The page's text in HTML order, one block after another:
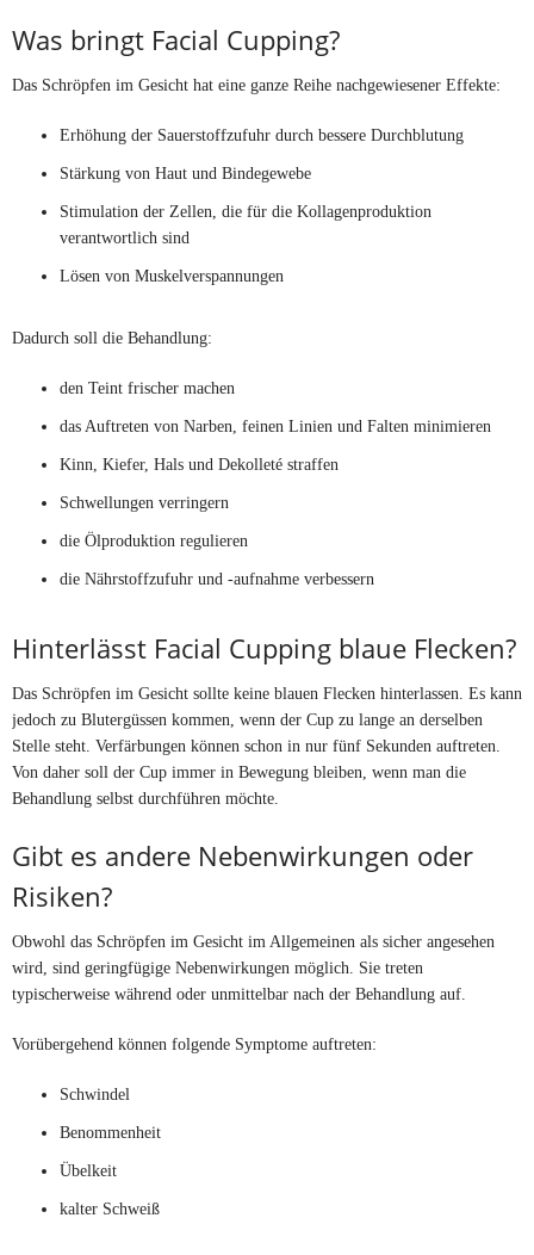
Was bringt Facial Cupping?
Das Schröpfen im Gesicht hat eine ganze Reihe nachgewiesener Effekte:
Erhöhung der Sauerstoffzufuhr durch bessere Durchblutung
Stärkung von Haut und Bindegewebe
Stimulation der Zellen, die für die Kollagenproduktion
verantwortlich sind
Lösen von Muskelverspannungen
Dadurch soll die Behandlung:
den Teint frischer machen
das Auftreten von Narben, feinen Linien und Falten minimieren
Kinn, Kiefer, Hals und Dekolleté straffen
Schwellungen verringern
die Ölproduktion regulieren
die Nährstoffzufuhr und -aufnahme verbessern
Hinterlässt Facial Cupping blaue Flecken?
Das Schröpfen im Gesicht sollte keine blauen Flecken hinterlassen. Es kann
jedoch zu Blutergüssen kommen, wenn der Cup zu lange an derselben
Stelle steht. Verfärbungen können schon in nur fünf Sekunden auftreten.
Von daher soll der Cup immer in Bewegung bleiben, wenn man die
Behandlung selbst durchführen möchte.
Gibt es andere Nebenwirkungen oder
Risiken?
Obwohl das Schröpfen im Gesicht im Allgemeinen als sicher angesehen
wird, sind geringfügige Nebenwirkungen möglich. Sie treten
typischerweise während oder unmittelbar nach der Behandlung auf.
Vorübergehend können folgende Symptome auftreten:
Schwindel
Benommenheit
Übelkeit
kalter Schweiß